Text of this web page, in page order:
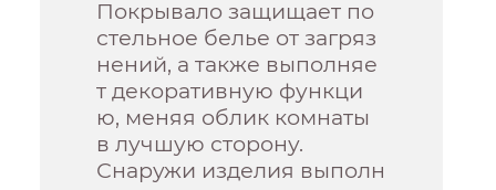
Покрывало защищает по
стельное белье от загряз
нений, а также выполняе
т декоративную функци
ю, меняя облик комнаты
в лучшую сторону.
Снаружи изделия выполн